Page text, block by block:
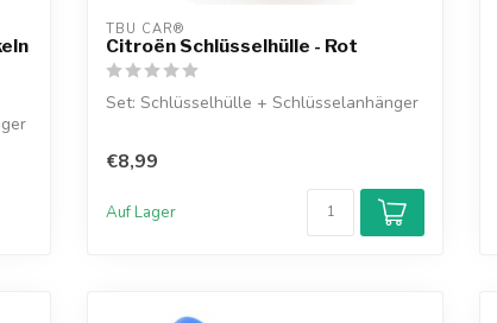
TBU CAR®
Citroën Schlüsselhülle - Rot
Set: Schlüsselhülle + Schlüsselanhänger
€8,99
Auf Lager